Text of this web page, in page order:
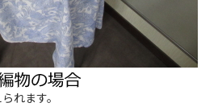
れます。